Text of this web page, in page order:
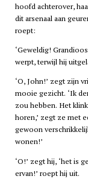
hoofd achterover,
dit arsenaal aan
roept:
‘Geweldig!
werpt, terwijl hij
‘O, John!’ zegt zijn
mooie gezicht. ‘Ik
zou hebben. Het
horen,’ zegt ze met
gewoon
wonen!’
‘O!’ zegt hij, ‘het is
ervan!’ roept hij uit.